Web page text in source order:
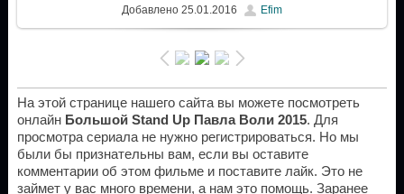
Добавлено25.01.2016 Efim
На этой странице нашего сайта вы можете посмотреть
онлайн Большой Stand Up Павла Воли 2015. Для
просмотра сериала не нужно регистрироваться. Но мы
были бы признательны вам, если вы оставите
комментарии об этом фильме и поставите лайк. Это не
займет у вас много времени, а нам это помощь. Заранее